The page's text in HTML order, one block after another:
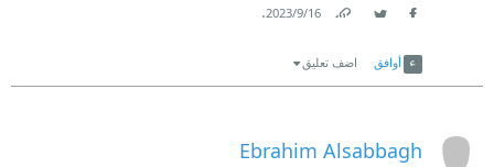
16‏/9‏/2023
.
أوافق اضف تعليق
Ebrahim Alsabbagh